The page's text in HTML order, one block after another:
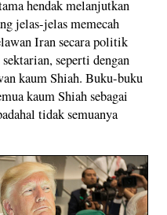
hendak melanjutkan
jelas-jelas memecah
Iran secara politik
seperti dengan
kaum Shiah. Buku-buku
kaum Shiah sebagai
tidak semuanya